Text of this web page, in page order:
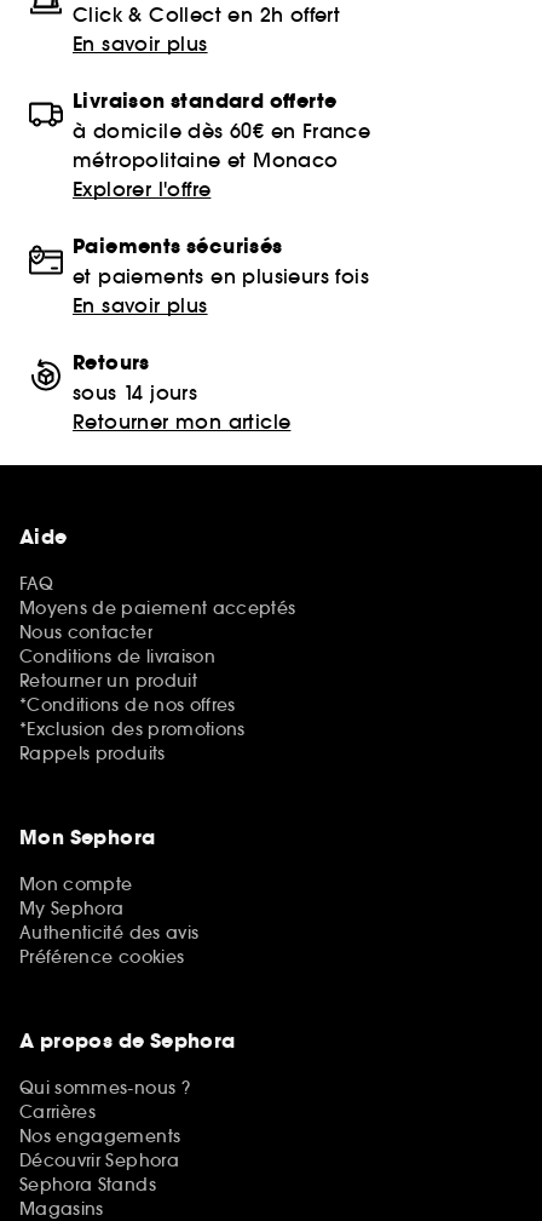
Click & Collect en 2h offert
En savoir plus
Livraison standard offerte
à domicile dès 60€ en France
métropolitaine et Monaco
Explorer l'offre
Paiements sécurisés
et paiements en plusieurs fois
En savoir plus
Retours
sous 14 jours
Retourner mon article
Aide
FAQ
Moyens de paiement acceptés
Nous contacter
Conditions de livraison
Retourner un produit
*Conditions de nos offres
*Exclusion des promotions
Rappels produits
Mon Sephora
Mon compte
My Sephora
Authenticité des avis
Préférence cookies
A propos de Sephora
Qui sommes-nous ?
Carrières
Nos engagements
Découvrir Sephora
Sephora Stands
Magasins